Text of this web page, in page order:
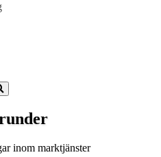
inom marktjänster